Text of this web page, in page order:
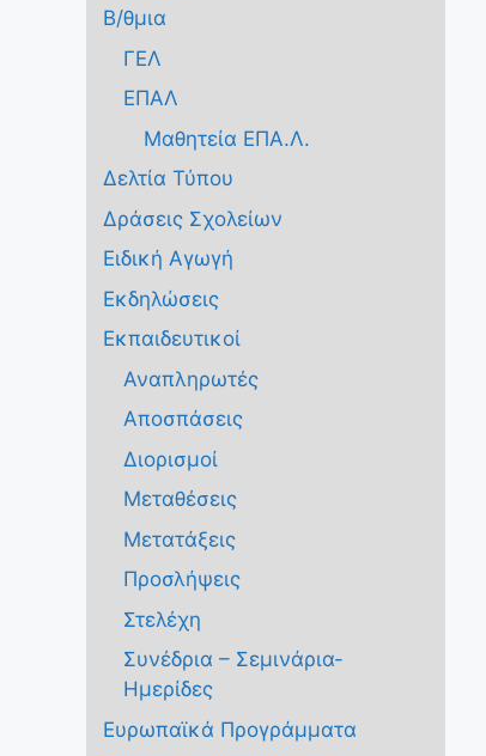
Β/θμια
ΓΕΛ
ΕΠΑΛ
Μαθητεία ΕΠΑ.Λ.
Δελτία Τύπου
Δράσεις Σχολείων
Ειδική Αγωγή
Εκδηλώσεις
Εκπαιδευτικοί
Αναπληρωτές
Αποσπάσεις
Διορισμοί
Μεταθέσεις
Μετατάξεις
Προσλήψεις
Στελέχη
Συνέδρια – Σεμινάρια-
Ημερίδες
Ευρωπαϊκά Προγράμματα